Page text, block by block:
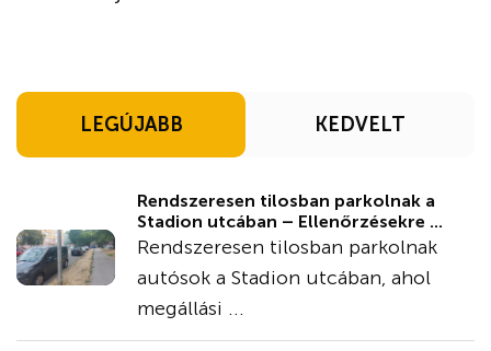
LEGÚJABB KEDVELT
Rendszeresen tilosban parkolnak a
Stadion utcában – Ellenőrzésekre ...
Rendszeresen tilosban parkolnak
autósok a Stadion utcában, ahol
megállási ...